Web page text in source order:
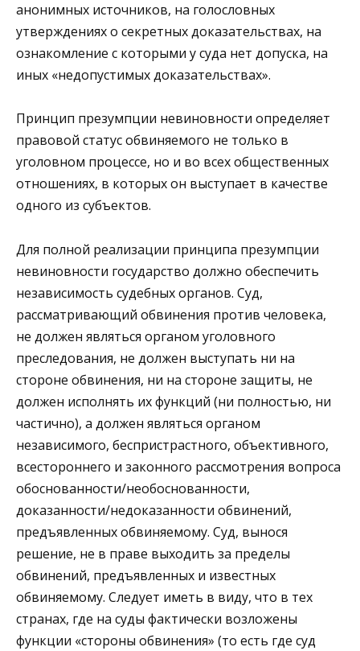
анонимных источников, на голословных
утверждениях о секретных доказательствах, на
ознакомление с которыми у суда нет допуска, на
иных «недопустимых доказательствах».
Принцип презумпции невиновности определяет
правовой статус обвиняемого не только в
уголовном процессе, но и во всех общественных
отношениях, в которых он выступает в качестве
одного из субъектов.
Для полной реализации принципа презумпции
невиновности государство должно обеспечить
независимость судебных органов. Суд,
рассматривающий обвинения против человека,
не должен являться органом уголовного
преследования, не должен выступать ни на
стороне обвинения, ни на стороне защиты, не
должен исполнять их функций (ни полностью, ни
частично), а должен являться органом
независимого, беспристрастного, объективного,
всестороннего и законного рассмотрения вопроса
обоснованности/необоснованности,
доказанности/недоказанности обвинений,
предъявленных обвиняемому. Суд, вынося
решение, не в праве выходить за пределы
обвинений, предъявленных и известных
обвиняемому. Следует иметь в виду, что в тех
странах, где на суды фактически возложены
функции «стороны обвинения» (то есть где суд